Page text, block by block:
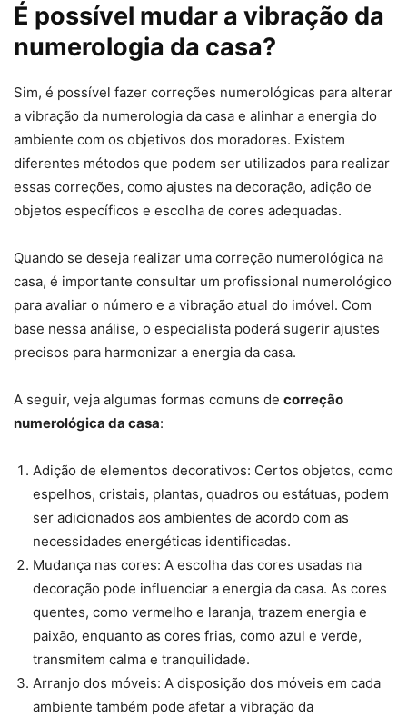
É possível mudar a vibração da
numerologia da casa?
Sim, é possível fazer correções numerológicas para alterar
a vibração da numerologia da casa e alinhar a energia do
ambiente com os objetivos dos moradores. Existem
diferentes métodos que podem ser utilizados para realizar
essas correções, como ajustes na decoração, adição de
objetos específicos e escolha de cores adequadas.
Quando se deseja realizar uma correção numerológica na
casa, é importante consultar um profissional numerológico
para avaliar o número e a vibração atual do imóvel. Com
base nessa análise, o especialista poderá sugerir ajustes
precisos para harmonizar a energia da casa.
A seguir, veja algumas formas comuns de correção
numerológica da casa:
Adição de elementos decorativos: Certos objetos, como
espelhos, cristais, plantas, quadros ou estátuas, podem
ser adicionados aos ambientes de acordo com as
necessidades energéticas identificadas.
Mudança nas cores: A escolha das cores usadas na
decoração pode influenciar a energia da casa. As cores
quentes, como vermelho e laranja, trazem energia e
paixão, enquanto as cores frias, como azul e verde,
transmitem calma e tranquilidade.
Arranjo dos móveis: A disposição dos móveis em cada
ambiente também pode afetar a vibração da